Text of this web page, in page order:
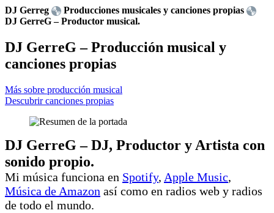
DJ Gerreg
Producciones musicales y canciones propias
DJ GerreG – Productor musical.
DJ GerreG – Producción musical y
canciones propias
Más sobre producción musical
Descubrir canciones propias
DJ GerreG – DJ, Productor y Artista con
sonido propio.
Mi música funciona en Spotify, Apple Music,
Música de Amazon así como en radios web y radios
de todo el mundo.